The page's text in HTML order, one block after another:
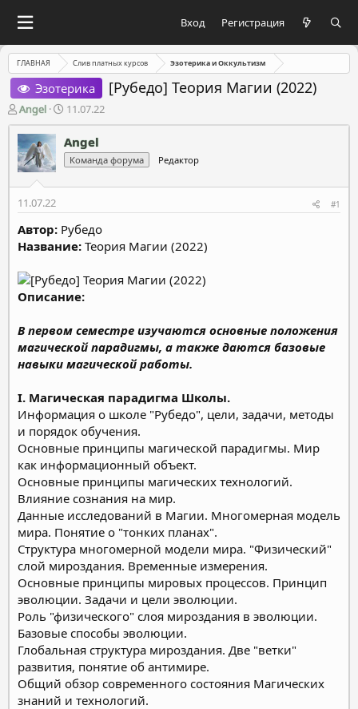
Вход Регистрация
ГЛАВНАЯ Слив платных курсов Эзотерика и Оккультизм
Эзотерика [Рубедо] Теория Магии (2022)
А
в
т
о
р
м
ы
Angel
Д
а
т
а
н
а
л
а
11.07.22
Angel
Команда форума Редактор
11.07.22 #1
Автор: Рубедо
Название: Теория Магии (2022)
Описание:
В первом семестре изучаются основные положения
магической парадигмы, а также даются базовые
навыки магической работы.
I. Магическая парадигма Школы.
Информация о школе "Рубедо", цели, задачи, методы
и порядок обучения.
Основные принципы магической парадигмы. Мир
как информационный объект.
Основные принципы магических технологий.
Влияние сознания на мир.
Данные исследований в Магии. Многомерная модель
мира. Понятие о "тонких планах".
Структура многомерной модели мира. "Физический"
слой мироздания. Временные измерения.
Основные принципы мировых процессов. Принцип
эволюции. Задачи и цели эволюции.
Роль "физического" слоя мироздания в эволюции.
Базовые способы эволюции.
Глобальная структура мироздания. Две "ветки"
развития, понятие об антимире.
Общий обзор современного состояния Магических
знаний и технологий.